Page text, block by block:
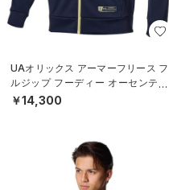
UAオリックス アーマーフリース フ
ルジップ フーディー オーセンティ
ック（ベースボール/MEN）
￥14,300